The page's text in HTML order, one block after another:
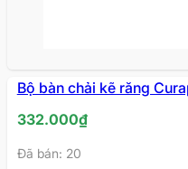
Bộ bàn chải kẽ răng
332.000₫
Đã bán: 20